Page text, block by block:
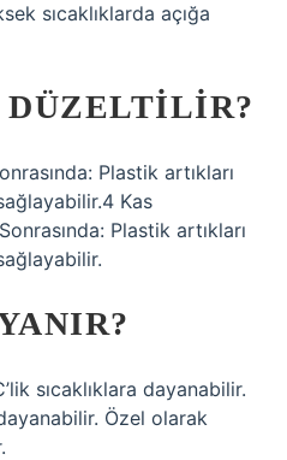
sıcaklıklarda açığa
DÜZELTILIR?
Plastik artıkları
Kas
Plastik artıkları
sıcaklıklara dayanabilir.
Özel olarak